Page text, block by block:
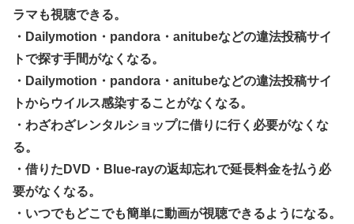
ラマも視聴できる。
・Dailymotion・pandora・anitubeなどの違法投稿サイ
トで探す手間がなくなる。
・Dailymotion・pandora・anitubeなどの違法投稿サイ
トからウイルス感染することがなくなる。
・わざわざレンタルショップに借りに行く必要がなくな
る。
・借りたDVD・Blue-rayの返却忘れで延長料金を払う必
要がなくなる。
・いつでもどこでも簡単に動画が視聴できるようになる。